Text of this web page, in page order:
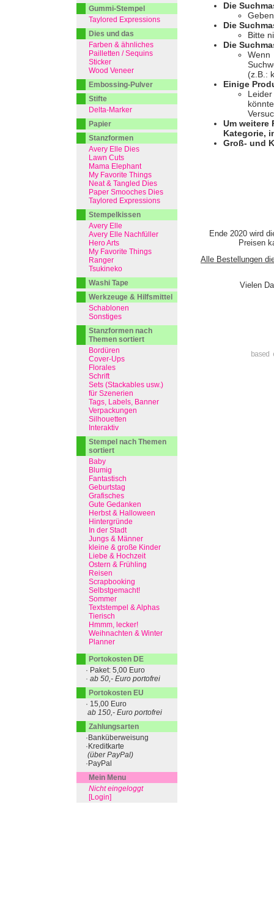
Die
Die
Bitte
Die
(z.B.:
Einige
Um weitere
Kategorie,
Groß- und
Ende 2020 wird
Preisen
Alle Bestellungen
Vielen
Gummi-Stempel
Taylored Expressions
Dies und das
Farben & ähnliches
Pailletten / Sequins
Sticker
Wood Veneer
Embossing-Pulver
Stifte
Delta-Marker
Papier
Stanzformen
Avery Elle Dies
Lawn Cuts
Mama Elephant
My Favorite Things
Neat & Tangled Dies
Paper Smooches Dies
Taylored Expressions
Stempelkissen
Avery Elle
Avery Elle Nachfüller
Hero Arts
My Favorite Things
Ranger
Tsukineko
Washi Tape
Werkzeuge & Hilfsmittel
Schablonen
Sonstiges
Stanzformen nach
Themen sortiert
Bordüren
Cover-Ups
Florales
Schrift
Sets (Stackables usw.)
für Szenerien
Tags, Labels, Banner
Verpackungen
Silhouetten
Interaktiv
Stempel nach Themen
sortiert
Baby
Blumig
Fantastisch
Geburtstag
Grafisches
Gute Gedanken
Herbst & Halloween
Hintergründe
In der Stadt
Jungs & Männer
kleine & große Kinder
Liebe & Hochzeit
Ostern & Frühling
Reisen
Scrapbooking
Selbstgemacht!
Sommer
Textstempel & Alphas
Tierisch
Hmmm, lecker!
Weihnachten & Winter
Planner
Portokosten DE
· Paket: 5,00 Euro
· ab 50,- Euro portofrei
Portokosten EU
· 15,00 Euro
ab 150,- Euro portofrei
Zahlungsarten
·Banküberweisung
·Kreditkarte
(über PayPal)
·PayPal
Mein Menu
Nicht eingeloggt
[Login]